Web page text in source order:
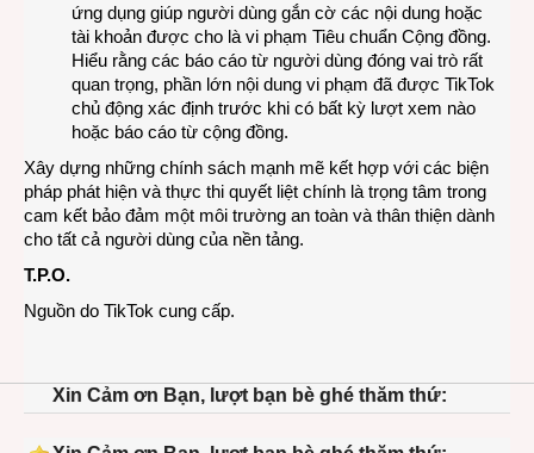
ứng dụng giúp người dùng gắn cờ các nội dung hoặc
tài khoản được cho là vi phạm Tiêu chuẩn Cộng đồng.
Hiểu rằng các báo cáo từ người dùng đóng vai trò rất
quan trọng, phần lớn nội dung vi phạm đã được TikTok
chủ động xác định trước khi có bất kỳ lượt xem nào
hoặc báo cáo từ cộng đồng.
Xây dựng những chính sách mạnh mẽ kết hợp với các biện
pháp phát hiện và thực thi quyết liệt chính là trọng tâm trong
cam kết bảo đảm một môi trường an toàn và thân thiện dành
cho tất cả người dùng của nền tảng.
T.P.O.
Nguồn do TikTok cung cấp.
Xin Cảm ơn Bạn, lượt bạn bè ghé thăm thứ: